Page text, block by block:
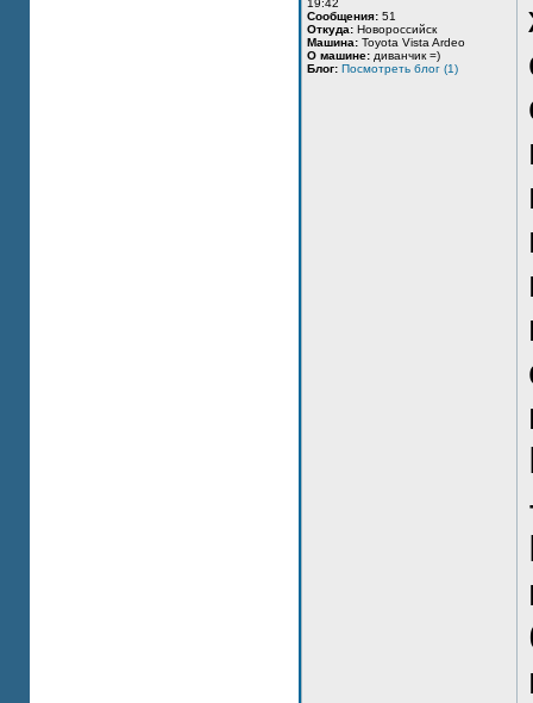
19:42
Сообщения: 51
Откуда: Новороссийск
Машина: Toyota Vista Ardeo
О машине: диванчик =)
Блог: Посмотреть блог (1)